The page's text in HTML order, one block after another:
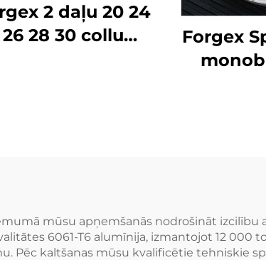
2 daļu 20 24
26 28 30 collu
Forgex
mūsu apņemšanās nodrošināt izcilību
6061-T6 alumīnija, izmantojot 12 000
Pēc kaltšanas mūsu kvalificētie tehniskie